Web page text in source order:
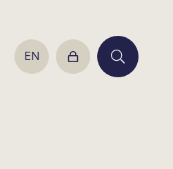
EN
Belépés Keresés